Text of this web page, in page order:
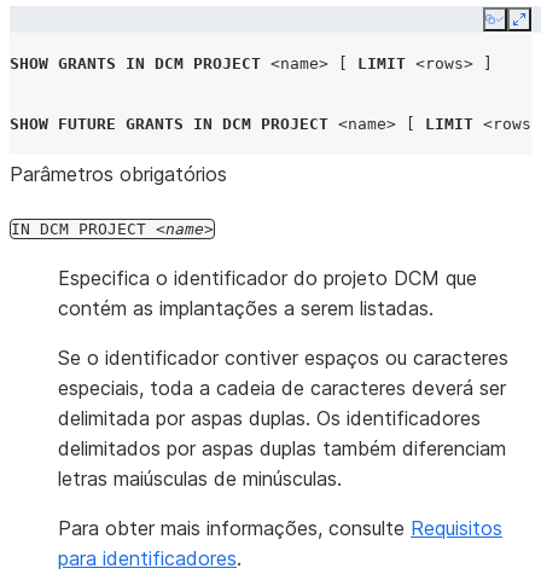
Copy
SHOW GRANTS IN DCM PROJECT <name> LIMIT <rows>
SHOW FUTURE GRANTS IN DCM PROJECT <name> LIMIT <rows>
Parâmetros obrigatórios
IN DCM PROJECT name
Especifica o identificador do projeto DCM que
contém as implantações a serem listadas.
Se o identificador contiver espaços ou caracteres
especiais, toda a cadeia de caracteres deverá ser
delimitada por aspas duplas. Os identificadores
delimitados por aspas duplas também diferenciam
letras maiúsculas de minúsculas.
Para obter mais informações, consulte Requisitos
para identificadores.